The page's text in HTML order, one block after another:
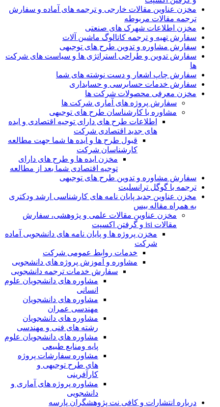
مخزن عناوین مقالات خارجی و ترجمه های آماده و سفارش
ترجمه مقالات مربوطه
مخزن اطلاعات شهرک های صنعتی
سفارش تهیه و ترجمه کاتالوگ ماشین آلات
سفارش مشاوره و تدوین طرح های توجیهی
سفارش تدوین و طراحی استراتژی ها و سیاست های شرکت
ها
سفارش چاپ اشعار و دست نوشته های شما
سفارش خدمات حسابرسی و حسابداری
مخزن معرفی محصولات شرکت ها
سفارش پروژه های آماری شرکت ها
مشاوره با کارشناسان طرح های توجیهی
اطلاعات طرح های دارای توجیه اقتصادی و ایده
های جدید اقتصادی شرکت
قبول طرح ها و ایده ها شما جهت مطالعه
کارشناسان شرکت
مخزن ایده ها و طرح های دارای
توجیه اقتصادی شما بعد از مطالعه
سفارش مشاوره و تدوین طرح های توجیهی
ترجمه با گوگل ترانسلیت
مخزن عناوین جدید پایان نامه های کارشناسی ارشد ودکتری
به همراه مقاله بیس
مخزن عناوین مقالات علمی و پژوهشی، سفارش
مقالات isi و گرفتن اکسپت
مخزن پروژه ها و پایان نامه های دانشجویی آماده
شرکت
خدمات روابط عمومی شرکت
مشاوره و آموزش پروژه های دانشجویی
سفارش خدمات ترجمه دانشجویی
مشاوره های دانشجویان علوم
انسانی
مشاوره های دانشجویان
مهندسی عمران
مشاوره های دانشجویان
رشته های فنی و مهندسی
مشاوره های دانشجویان علوم
پایه ومنابع طبیعی
مشاوره سفارشات پروژه
های طرح توجیهی و
کارآفرینی
مشاوره پروژه های آماری و
دانشجویی
درباره انتشارات و کافی نت پژوهشگران پارسه